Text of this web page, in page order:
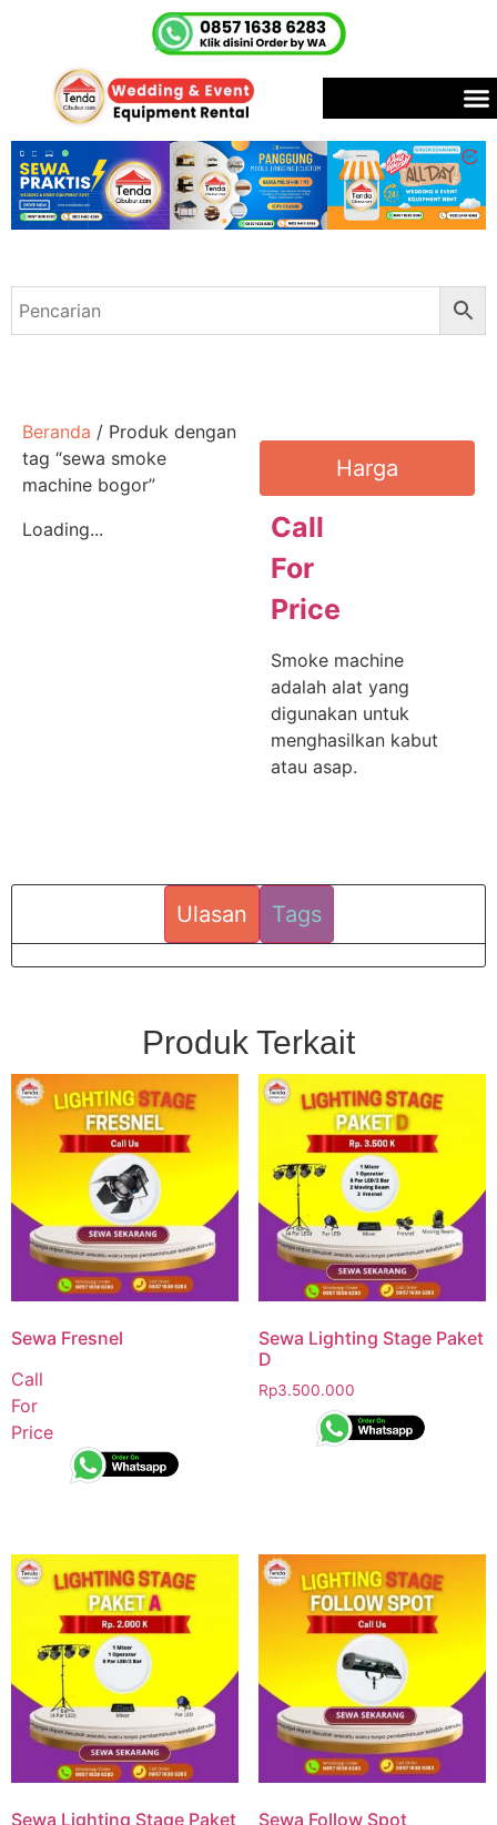
Beranda / Produk dengan
tag “sewa smoke
machine bogor”
Loading...
Harga
Call
For
Price
Smoke machine
adalah alat yang
digunakan untuk
menghasilkan kabut
atau asap.
Ulasan Tags
Produk Terkait
Sewa Fresnel
Call
For
Price
Sewa Lighting Stage Paket
D
Rp3.500.000
Sewa Lighting Stage Paket
Sewa Follow Spot